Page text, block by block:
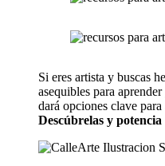
Si eres artista y buscas
asequibles para
dará opciones clave
Descúbrelas y